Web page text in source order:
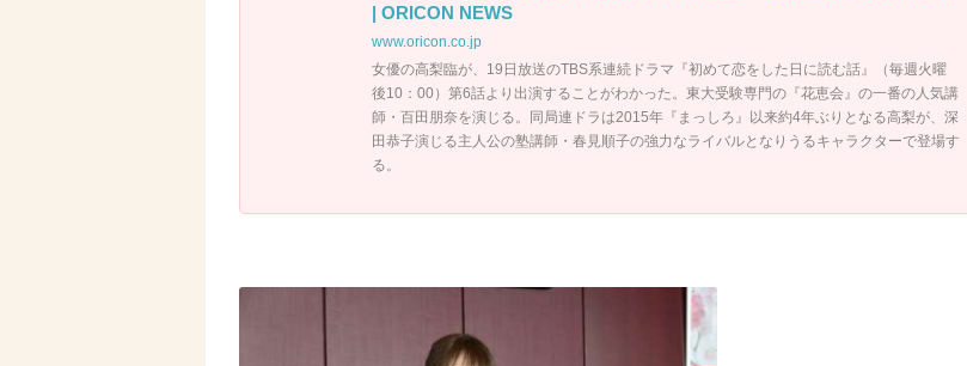
| ORICON NEWS
www.oricon.co.jp
女優の高梨臨が、19日放送のTBS系連続ドラマ『初めて恋をした日に読む話』（毎週火曜
後10：00）第6話より出演することがわかった。東大受験専門の『花恵会』の一番の人気講
師・百田朋奈を演じる。同局連ドラは2015年『まっしろ』以来約4年ぶりとなる高梨が、深
田恭子演じる主人公の塾講師・春見順子の強力なライバルとなりうるキャラクターで登場す
る。